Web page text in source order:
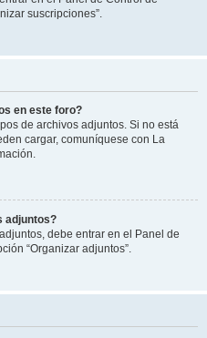
suscripciones”.
en este foro?
de archivos adjuntos. Si no está
cargar, comuníquese con La
adjuntos?
debe entrar en el Panel de
“Organizar adjuntos”.